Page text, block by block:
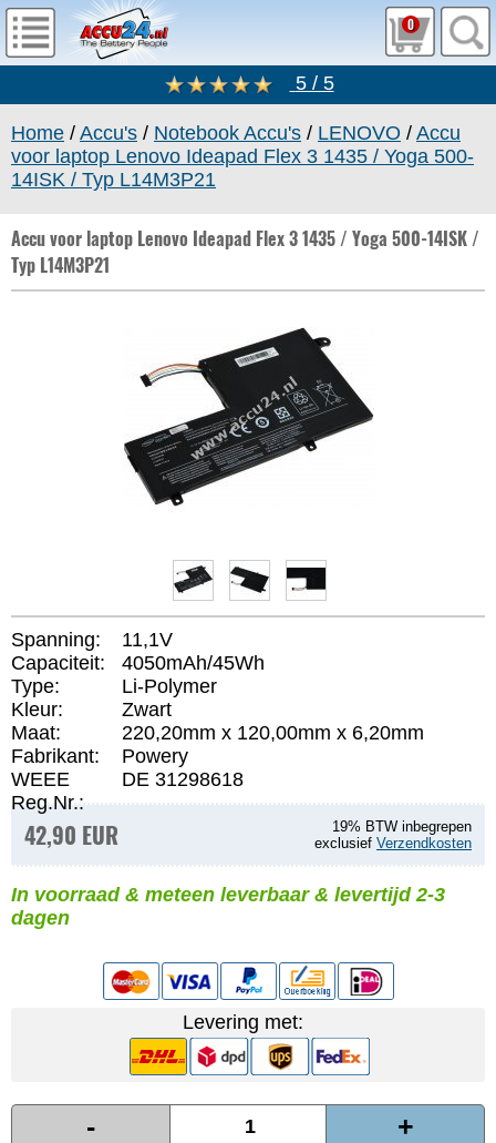
0
5 / 5
Home / Accu's / Notebook Accu's / LENOVO / Accu
voor laptop Lenovo Ideapad Flex 3 1435 / Yoga 500-
14ISK / Typ L14M3P21
Accu voor laptop Lenovo Ideapad Flex 3 1435 / Yoga 500-14ISK /
Typ L14M3P21
Spanning:
11,1V
Capaciteit:
4050mAh/45Wh
Type:
Li-Polymer
Kleur:
Zwart
Maat:
220,20mm x 120,00mm x 6,20mm
Fabrikant:
Powery
WEEE
Reg.Nr.:
DE 31298618
42,90 EUR
19% BTW inbegrepen
exclusief Verzendkosten
In voorraad & meteen leverbaar & levertijd 2-3
dagen
Levering met:
- +